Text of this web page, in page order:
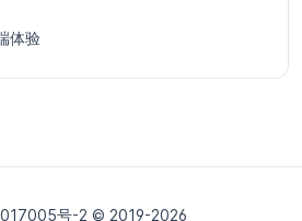
体验
号-2 © 2019-2026